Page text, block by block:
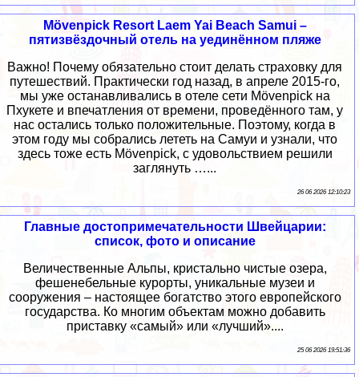
Mövenpick Resort Laem Yai Beach Samui –
пятизвёздочный отель на уединённом пляже
Важно! Почему обязательно стоит делать страховку для
путешествий. Практически год назад, в апреле 2015-го,
мы уже останавливались в отеле сети Mövenpick на
Пхукете и впечатления от времени, проведённого там, у
нас остались только положительные. Поэтому, когда в
этом году мы собрались лететь на Самуи и узнали, что
здесь тоже есть Mövenpick, с удовольствием решили
заглянуть …...
26 06 2026 12:10:23
Главные достопримечательности Швейцарии:
список, фото и описание
Величественные Альпы, кристально чистые озера,
фешенебельные курорты, уникальные музеи и
сооружения – настоящее богатство этого европейского
государства. Ко многим объектам можно добавить
приставку «самый» или «лучший»....
25 06 2026 19:51:36